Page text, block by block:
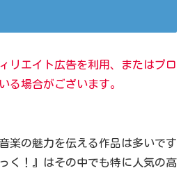
リエイト広告を利用、またはプロ
る場合がございます。
楽の魅力を伝える作品は多いです
く！』はその中でも特に人気の高